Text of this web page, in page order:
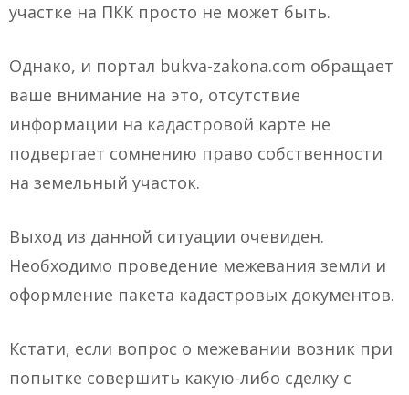
участке на ПКК просто не может быть.
Однако, и портал bukva-zakona.com обращает
ваше внимание на это, отсутствие
информации на кадастровой карте не
подвергает сомнению право собственности
на земельный участок.
Выход из данной ситуации очевиден.
Необходимо проведение межевания земли и
оформление пакета кадастровых документов.
Кстати, если вопрос о межевании возник при
попытке совершить какую-либо сделку с